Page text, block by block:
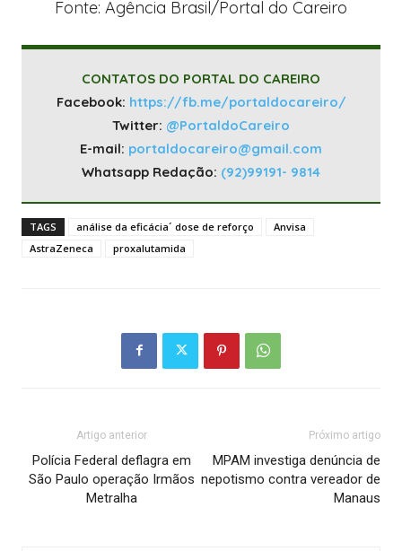
Fonte: Agência Brasil/Portal do Careiro
CONTATOS DO PORTAL DO CAREIRO
Facebook: https://fb.me/portaldocareiro/
Twitter: @PortaldoCareiro
E-mail: portaldocareiro@gmail.com
Whatsapp Redação: (92)99191- 9814
TAGS análise da eficácia´ dose de reforço
Anvisa
AstraZeneca
proxalutamida
Artigo anterior
Polícia Federal deflagra em
São Paulo operação Irmãos
Metralha
Próximo artigo
MPAM investiga denúncia de
nepotismo contra vereador de
Manaus